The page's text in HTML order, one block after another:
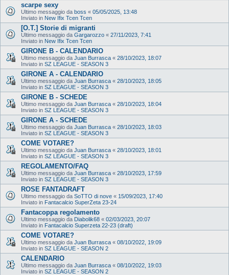
scarpe sexy
Ultimo messaggio da boss « 05/05/2025, 13:48
Inviato in New Ifix Tcen Tcen
[O.T.] Storie di migranti
Ultimo messaggio da Gargarozzo « 27/11/2023, 7:41
Inviato in New Ifix Tcen Tcen
GIRONE B - CALENDARIO
Ultimo messaggio da Juan Burrasca « 28/10/2023, 18:07
Inviato in SZ LEAGUE - SEASON 3
GIRONE A - CALENDARIO
Ultimo messaggio da Juan Burrasca « 28/10/2023, 18:05
Inviato in SZ LEAGUE - SEASON 3
GIRONE B - SCHEDE
Ultimo messaggio da Juan Burrasca « 28/10/2023, 18:04
Inviato in SZ LEAGUE - SEASON 3
GIRONE A - SCHEDE
Ultimo messaggio da Juan Burrasca « 28/10/2023, 18:03
Inviato in SZ LEAGUE - SEASON 3
COME VOTARE?
Ultimo messaggio da Juan Burrasca « 28/10/2023, 18:01
Inviato in SZ LEAGUE - SEASON 3
REGOLAMENTO/FAQ
Ultimo messaggio da Juan Burrasca « 28/10/2023, 17:59
Inviato in SZ LEAGUE - SEASON 3
ROSE FANTADRAFT
Ultimo messaggio da SoTTO di nove « 15/09/2023, 17:40
Inviato in Fantacalcio SuperZeta 23-24
Fantacoppa regolamento
Ultimo messaggio da Diabolik68 « 02/03/2023, 20:07
Inviato in Fantacalcio Superzeta 22-23 (draft)
COME VOTARE?
Ultimo messaggio da Juan Burrasca « 08/10/2022, 19:09
Inviato in SZ LEAGUE - SEASON 2
CALENDARIO
Ultimo messaggio da Juan Burrasca « 08/10/2022, 19:03
Inviato in SZ LEAGUE - SEASON 2